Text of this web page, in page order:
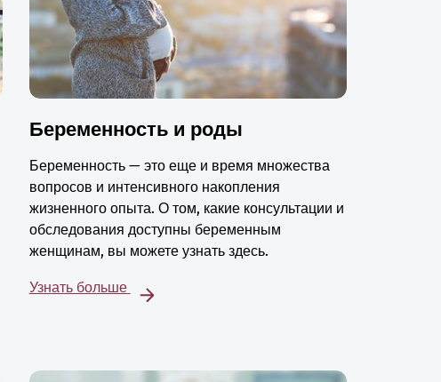
Беременность и роды
Беременность — это еще и время множества
вопросов и интенсивного накопления
жизненного опыта. О том, какие консультации и
обследования доступны беременным
женщинам, вы можете узнать здесь.
Узнать больше